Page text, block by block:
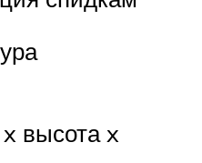
высота x